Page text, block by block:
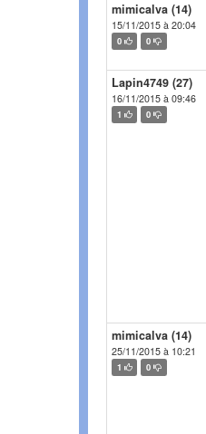
mimicalva (14)
15/11/2015 à 20:04
0 0
Lapin4749 (27)
16/11/2015 à 09:46
1 0
mimicalva (14)
25/11/2015 à 10:21
1 0